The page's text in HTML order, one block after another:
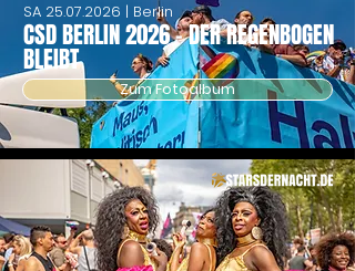
CSD BERLIN 2026 - DER REGENBOGEN
BLEIBT
SA 25.07.2026 | Berlin
Zum Fotoalbum